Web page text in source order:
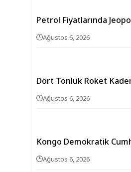
Petrol Fiyatlarında
Ağustos 6, 2026
Dört Tonluk Roket
Ağustos 6, 2026
Kongo Demokratik
Ağustos 6, 2026